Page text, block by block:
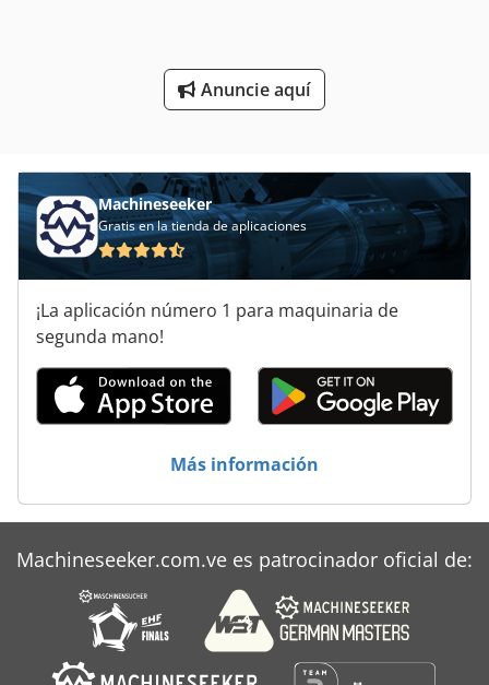
Tecnología De Almacenamiento
Anuncie aquí
Machineseeker
Gratis en la tienda de aplicaciones
¡La aplicación número 1 para maquinaria de
segunda mano!
Más información
Machineseeker.com.ve es patrocinador oficial de: